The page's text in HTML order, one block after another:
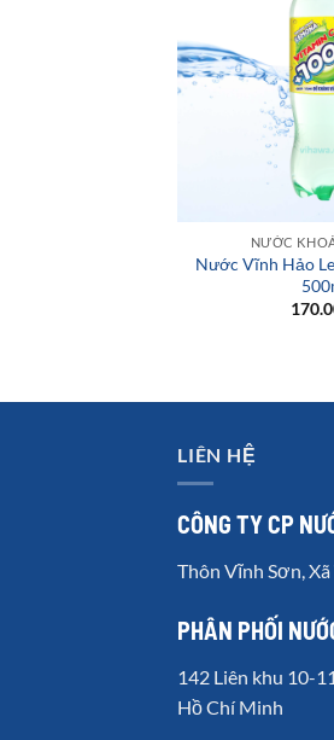
NƯỚC
Nước Vĩnh Hảo
LIÊN HỆ
CÔNG TY CP
Thôn Vĩnh Sơn,
PHÂN PHỐI
142 Liên khu 10-
Hồ Chí Minh